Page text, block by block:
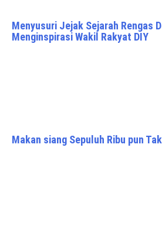
Menyusuri Jejak Sejarah Rengas
Menginspirasi Wakil Rakyat DIY
Makan siang Sepuluh Ribu pun